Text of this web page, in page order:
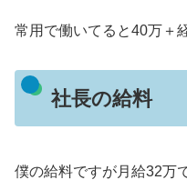
常用で働いてると40万＋
社長の給料
僕の給料ですが月給32万